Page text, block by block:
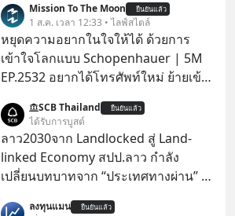
Mission To The Moon ยืนยันแล้ว
1 ส.ค. เวลา 12:33 • ไลฟ์สไตล์
หยุดความอยากในใจให้ได้ ด้วยการ
เข้าใจโลกแบบ Schopenhauer | 5M
EP.2532 อยากได้โทรศัพท์ใหม่ ย้ายเข้า
เคยสงสัยไหมว่าทำไมพอได้ของที่อยาก
ได้มาแล้วความสุขนั้นกลับอยู่กับเราได้
ไม่นาน? นี่คือกลไกพื้นฐานของมนุษย์ที่
Arthur Schopenhauer นักปรัชญา
ปีก่อน แล้วเราจะหยุดวงจรความอยาก
SCB Thailand ยืนยันแล้ว
ได้รับการบูสต์
ลาว2030จาก Landlocked สู่ Land-
linked Economy สปป.ลาว กำลัง
เปลี่ยนบทบาทจาก “ประเทศทางผ่าน” สู่
ลงทุนแมน ยืนยันแล้ว